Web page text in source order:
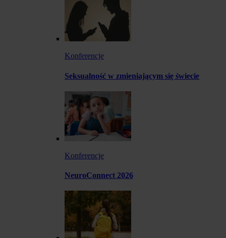
Konferencje
Seksualność w zmieniającym się świecie
Konferencje
NeuroConnect 2026